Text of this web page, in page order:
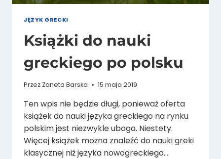
JĘZYK GRECKI
Książki do nauki
greckiego po polsku
Przez Zaneta Barska 15 maja 2019
Ten wpis nie będzie długi, ponieważ oferta
książek do nauki języka greckiego na rynku
polskim jest niezwykle uboga. Niestety.
Więcej książek można znaleźć do nauki greki
klasycznej niż języka nowogreckiego….